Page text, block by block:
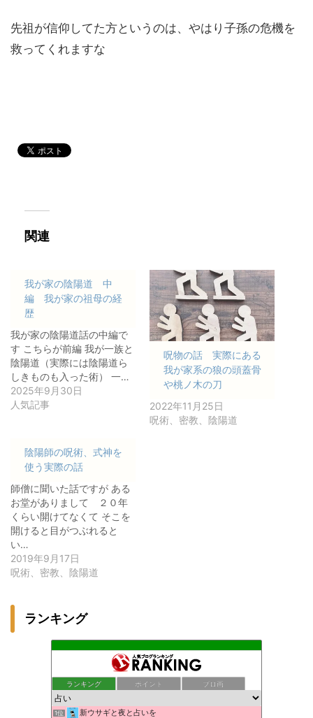
先祖が信仰してた方というのは、やはり子孫の危機を
救ってくれますな
関連
我が家の陰陽道 中
編 我が家の祖母の経
歴
我が家の陰陽道話の中編で
す こちらが前編 我が一族と
陰陽道（実際には陰陽道ら
しきものも入った術） 一…
2025年9月30日
人気記事
呪物の話 実際にある
我が家系の狼の頭蓋骨
や桃ノ木の刀
2022年11月25日
呪術、密教、陰陽道
陰陽師の呪術、式神を
使う実際の話
師僧に聞いた話ですが ある
お堂がありまして ２０年
くらい開けてなくて そこを
開けると目がつぶれると
い…
2019年9月17日
呪術、密教、陰陽道
ランキング
ランキング ポイント ブロ画
1位 新ウサギと夜と占いを